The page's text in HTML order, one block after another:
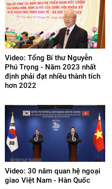
Video: Tổng Bí thư Nguyễn
Phú Trọng - Năm 2023 nhất
định phải đạt nhiều thành tích
hơn 2022
Video: 30 năm quan hệ ngoại
giao Việt Nam - Hàn Quốc